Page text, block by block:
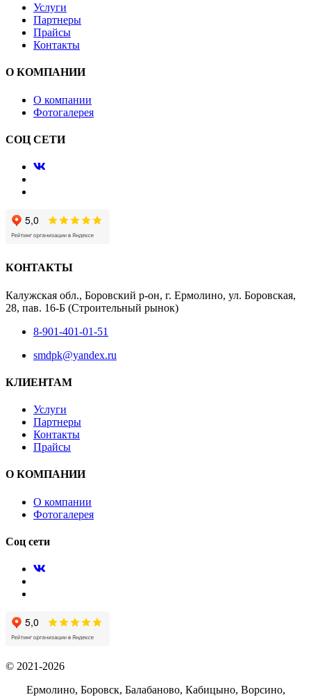
Услуги
Партнеры
Прайсы
Контакты
О КОМПАНИИ
О компании
Фотогалерея
СОЦ СЕТИ
КОНТАКТЫ
Калужская обл., Боровский р-он, г. Ермолино, ул. Боровская,
28, пав. 16-Б (Строительный рынок)
8-901-401-01-51
smdpk@yandex.ru
КЛИЕНТАМ
Услуги
Партнеры
Контакты
Прайсы
О КОМПАНИИ
О компании
Фотогалерея
Соц сети
© 2021-2026
Ермолино, Боровск, Балабаново, Кабицыно, Ворсино,